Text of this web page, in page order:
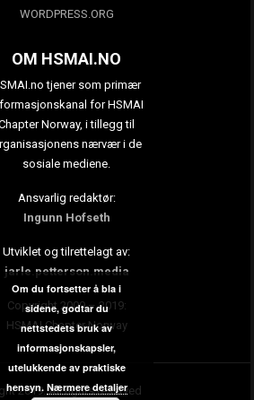
WORDPRESS.ORG
OM HSMAI.NO
tjener som primær
for HSMAI
Norway, i tillegg til
nærvær i de
sosiale mediene.
Ansvarlig redaktør:
Ingunn Hofseth
Utviklet og tilrettelagt av:
jarle.petterson.media
Copyright 2009 – 2019:
HSMAI Chapter Norway
2019. All rights reserved
Om du fortsetter å bla i
sidene, godtar du
nettstedets bruk av
informasjonskapsler,
utelukkende av praktiske
hensyn. Nærmere detaljer